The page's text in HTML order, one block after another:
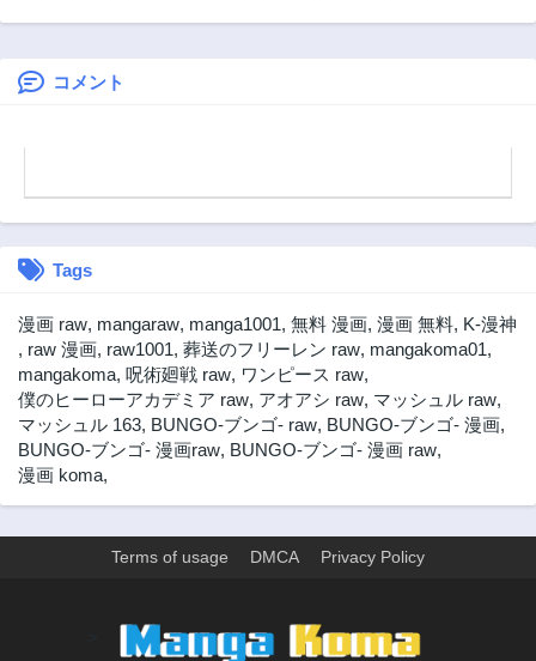
第385話 第384話
第383話
第377話
第375話
2年前
第374話
2年前
第373話
2年前
第372話
2年前
第371話
2年前
第370話
2年前
第364話
ウマ嫁に任命され
コメント
Tags
漫画 raw, mangaraw, manga1001, 無料 漫画, 漫画 無料, K-漫神
, raw 漫画, raw1001, 葬送のフリーレン raw, mangakoma01,
mangakoma, 呪術廻戦 raw, ワンピース raw,
僕のヒーローアカデミア raw, アオアシ raw, マッシュル raw,
マッシュル 163, BUNGO-ブンゴ- raw, BUNGO-ブンゴ- 漫画,
BUNGO-ブンゴ- 漫画raw, BUNGO-ブンゴ- 漫画 raw,
漫画 koma,
Terms of usage DMCA Privacy Policy